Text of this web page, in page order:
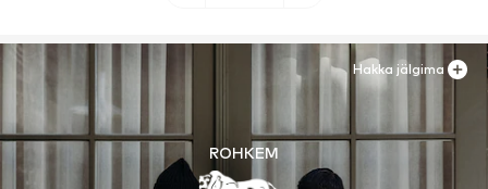
ROHKEM
Hakka jälgima